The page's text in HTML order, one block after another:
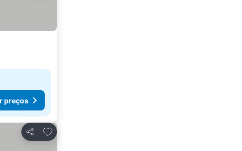
preços
Partilhar
Adicionar aos favoritos